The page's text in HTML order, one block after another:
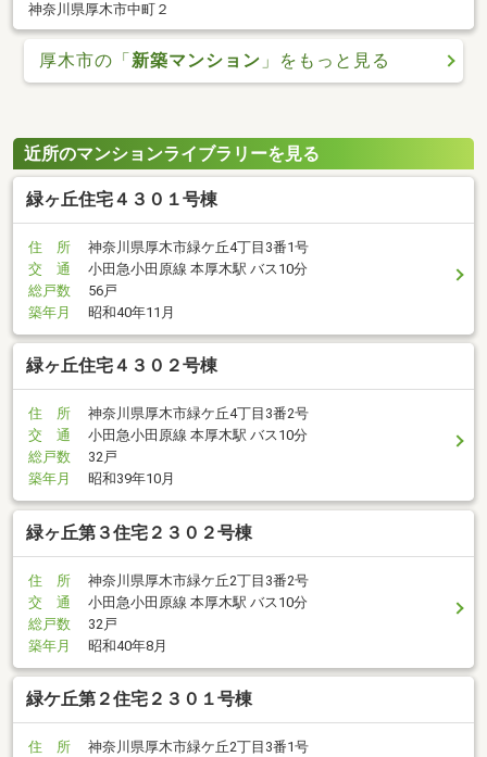
神奈川県厚木市中町２
厚木市の「新築マンション 」をもっと見る
近所のマンションライブラリーを見る
緑ヶ丘住宅４３０１号棟
住 所
神奈川県厚木市緑ケ丘4丁目3番1号
交 通
小田急小田原線 本厚木駅 バス10分
総戸数
56戸
築年月
昭和40年11月
緑ヶ丘住宅４３０２号棟
住 所
神奈川県厚木市緑ケ丘4丁目3番2号
交 通
小田急小田原線 本厚木駅 バス10分
総戸数
32戸
築年月
昭和39年10月
緑ヶ丘第３住宅２３０２号棟
住 所
神奈川県厚木市緑ケ丘2丁目3番2号
交 通
小田急小田原線 本厚木駅 バス10分
総戸数
32戸
築年月
昭和40年8月
緑ケ丘第２住宅２３０１号棟
住 所
神奈川県厚木市緑ケ丘2丁目3番1号